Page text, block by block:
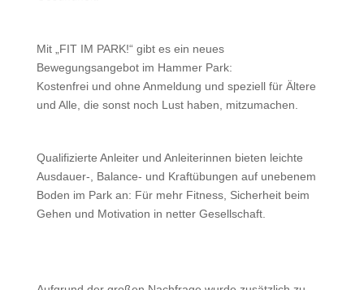
Mit „FIT IM PARK!“ gibt es ein neues
Bewegungsangebot im Hammer Park:
Kostenfrei und ohne Anmeldung und speziell für Ältere
und Alle, die sonst noch Lust haben, mitzumachen.
Qualifizierte Anleiter und Anleiterinnen bieten leichte
Ausdauer-, Balance- und Kraftübungen auf unebenem
Boden im Park an: Für mehr Fitness, Sicherheit beim
Gehen und Motivation in netter Gesellschaft.